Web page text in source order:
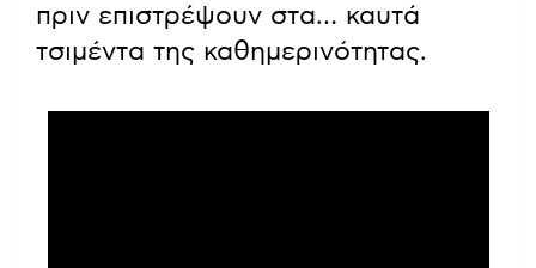
πριν επιστρέψουν στα… καυτά
τσιμέντα της καθημερινότητας.